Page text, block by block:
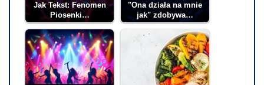
Jak Tekst: Fenomen
Piosenki…
"Ona działa na mnie
jak" zdobywa…